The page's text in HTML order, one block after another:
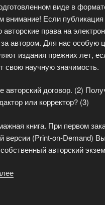
виде в
внимание! Если
авторские права на
автором. Для нас особую
издания прежних лет,
свою научную значимость.
авторский договор. (2)
или корректор? (3)
книга. При первом
версии (Print-on-Demand)
авторский